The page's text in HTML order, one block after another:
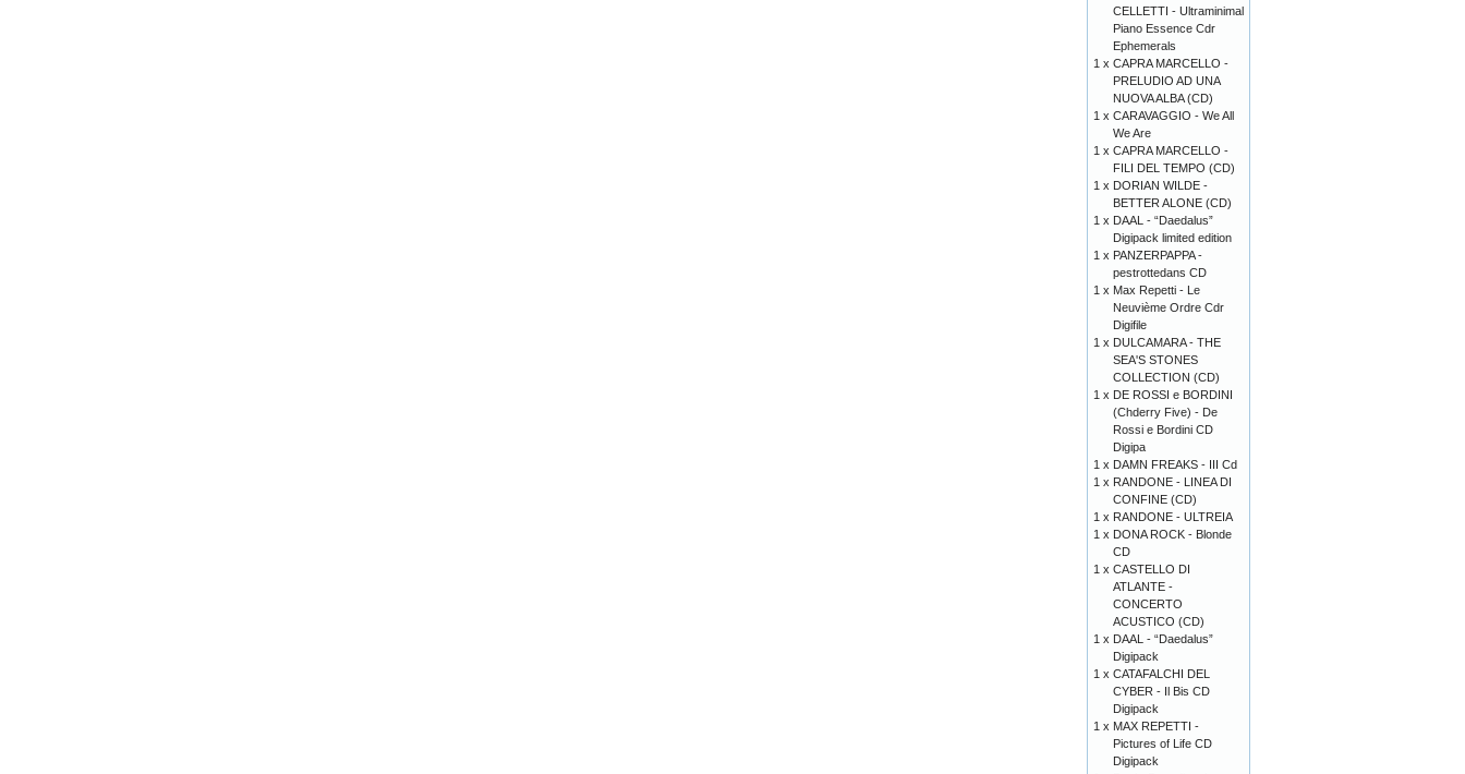
CELLETTI - Ultraminimal
Piano Essence Cdr
Ephemerals
1 x CAPRA MARCELLO -
PRELUDIO AD UNA
NUOVA ALBA (CD)
1 x CARAVAGGIO - We All
We Are
1 x CAPRA MARCELLO -
FILI DEL TEMPO (CD)
1 x DORIAN WILDE -
BETTER ALONE (CD)
1 x DAAL - “Daedalus”
Digipack limited edition
1 x PANZERPAPPA -
pestrottedans CD
1 x Max Repetti - Le
Neuvième Ordre Cdr
Digifile
1 x DULCAMARA - THE
SEA'S STONES
COLLECTION (CD)
1 x DE ROSSI e BORDINI
(Chderry Five) - De
Rossi e Bordini CD
Digipa
1 x DAMN FREAKS - III Cd
1 x RANDONE - LINEA DI
CONFINE (CD)
1 x RANDONE - ULTREIA
1 x DONA ROCK - Blonde
CD
1 x CASTELLO DI
ATLANTE -
CONCERTO
ACUSTICO (CD)
1 x DAAL - “Daedalus”
Digipack
1 x CATAFALCHI DEL
CYBER - Il Bis CD
Digipack
1 x MAX REPETTI -
Pictures of Life CD
Digipack